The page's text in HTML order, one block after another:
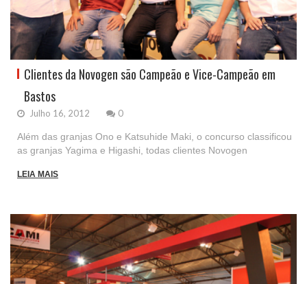
Clientes da Novogen são Campeão e Vice-Campeão em
Bastos
Julho 16, 2012 0
Além das granjas Ono e Katsuhide Maki, o concurso classificou
as granjas Yagima e Higashi, todas clientes Novogen
LEIA MAIS